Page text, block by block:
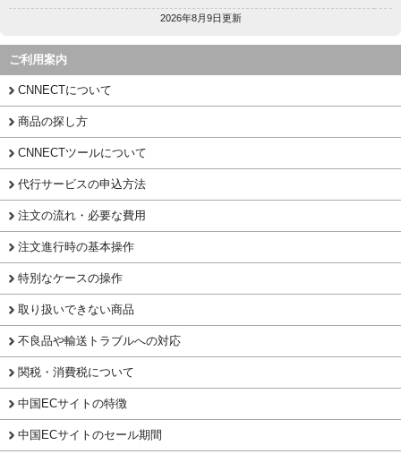
2026年8月9日更新
ご利用案内
CNNECTについて
商品の探し方
CNNECTツールについて
代行サービスの申込方法
注文の流れ・必要な費用
注文進行時の基本操作
特別なケースの操作
取り扱いできない商品
不良品や輸送トラブルへの対応
関税・消費税について
中国ECサイトの特徴
中国ECサイトのセール期間